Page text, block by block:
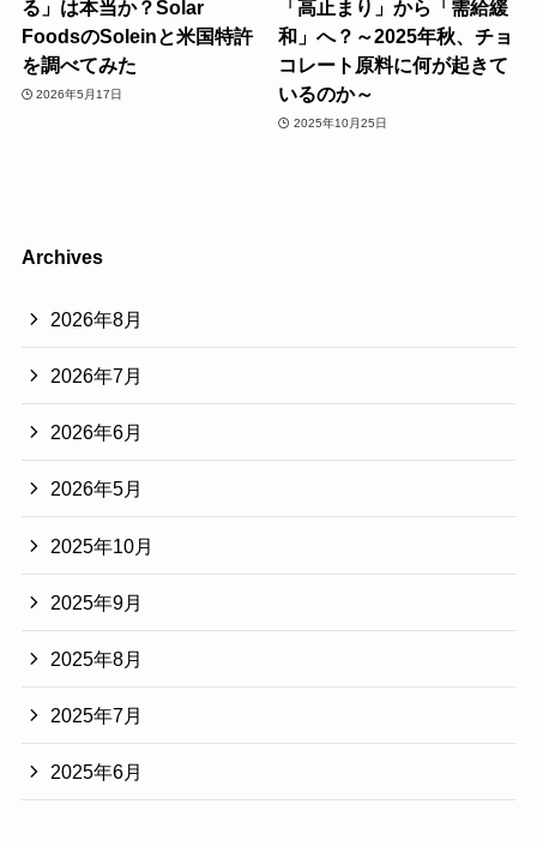
る」は本当か？Solar
FoodsのSoleinと米国特許
を調べてみた
2026年5月17日
「高止まり」から「需給緩
和」へ？～2025年秋、チョ
コレート原料に何が起きて
いるのか～
2025年10月25日
Archives
2026年8月
2026年7月
2026年6月
2026年5月
2025年10月
2025年9月
2025年8月
2025年7月
2025年6月